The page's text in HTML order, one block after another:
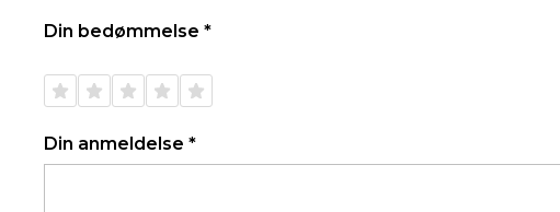
Din bedømmelse *
5
5
5
5
5
Din anmeldelse *